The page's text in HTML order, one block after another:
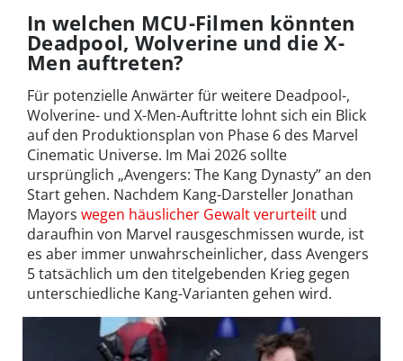
In welchen MCU-Filmen könnten
Deadpool, Wolverine und die X-
Men auftreten?
Für potenzielle Anwärter für weitere Deadpool-,
Wolverine- und X-Men-Auftritte lohnt sich ein Blick
auf den Produktionsplan von Phase 6 des Marvel
Cinematic Universe. Im Mai 2026 sollte
ursprünglich „Avengers: The Kang Dynasty” an den
Start gehen. Nachdem Kang-Darsteller Jonathan
Mayors wegen häuslicher Gewalt verurteilt und
daraufhin von Marvel rausgeschmissen wurde, ist
es aber immer unwahrscheinlicher, dass Avengers
5 tatsächlich um den titelgebenden Krieg gegen
unterschiedliche Kang-Varianten gehen wird.